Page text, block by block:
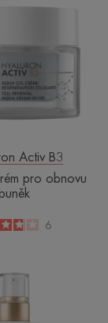
pro
obnovu
buněk
Activ B3
pro obnovu
buněk
3.8
/
5
6
sérum